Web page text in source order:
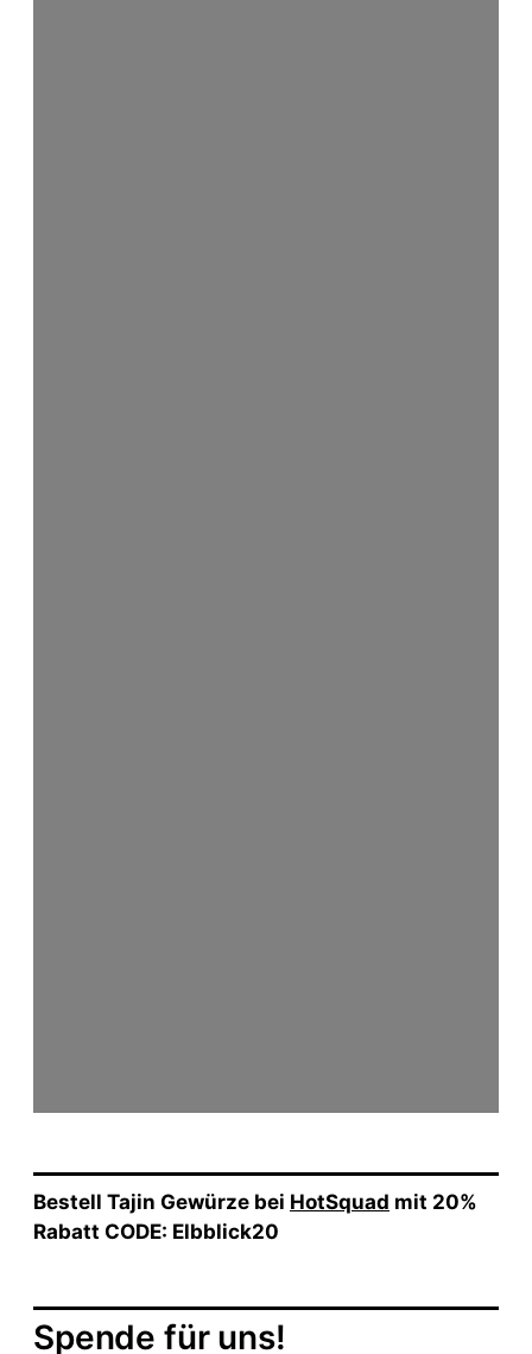
Bestell Tajin Gewürze bei HotSquad mit 20%
Rabatt CODE: Elbblick20
Spende für uns!